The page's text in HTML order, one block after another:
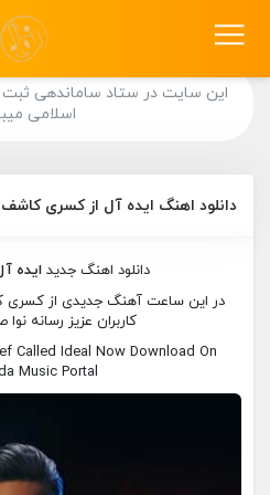
این سایت در ستاد ساماندهی
اسلامی
دانلود اهنگ ایده آل از کسری کاشف
دانلود اهنگ جدیدایده
در این ساعت آهنگ جدیدی از کسری
کاربران عزیز رسانه
Called Ideal Now Download On
Music Portal